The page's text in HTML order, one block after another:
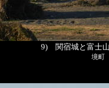
9) 関宿城と富士
境町